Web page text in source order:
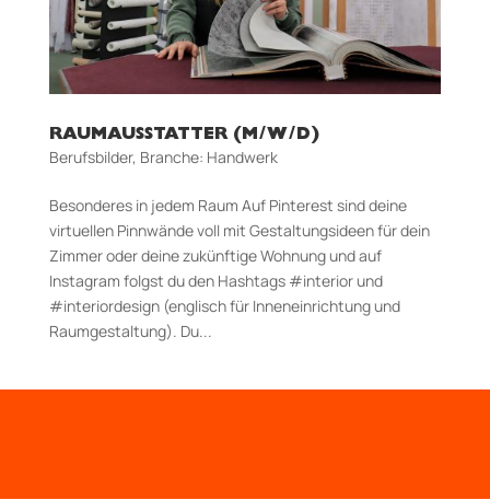
RAUMAUSSTATTER (M/W/D)
Berufsbilder, Branche: Handwerk
Besonderes in jedem Raum Auf Pinterest sind deine
virtuellen Pinnwände voll mit Gestaltungsideen für dein
Zimmer oder deine zukünftige Wohnung und auf
Instagram folgst du den Hashtags #interior und
#interiordesign (englisch für Inneneinrichtung und
Raumgestaltung). Du...